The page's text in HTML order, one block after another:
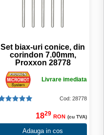
Set biax-uri conice, din
corindon 7.00mm,
Proxxon 28778
Livrare imediata
Cod: 28778
1829 RON (cu TVA)
Adauga in cos